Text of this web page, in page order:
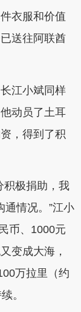
衣服和价值
送往阿联酋
江小斌同样
动员了土耳
，得到了积
极捐助，我
通情况。”江小
币、1000元
变成大海，
万拉里（约
。